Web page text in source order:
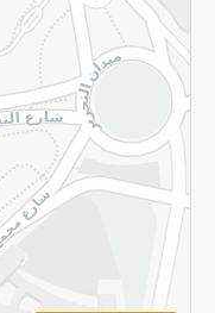
©2026 - Spinneys | جميع الحقوق محفوظة